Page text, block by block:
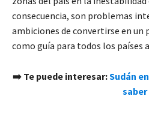
consecuencia, son problemas
ambiciones de convertirse en un
como guía para todos los países
➡️ Te puede interesar:Sudán
saber